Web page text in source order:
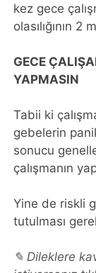
kez gece
olasılığının 2
GECE
YAPMASIN
Tabii ki
gebelerin
sonucu
çalışmanın
Yine de riskli
tutulması
✎ Dileklere